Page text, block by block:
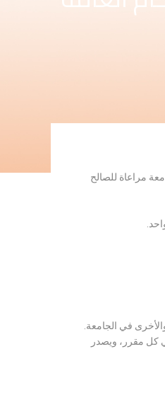
مراعاة للصالح
في الجامعة.
كل مقرر، ويصدر